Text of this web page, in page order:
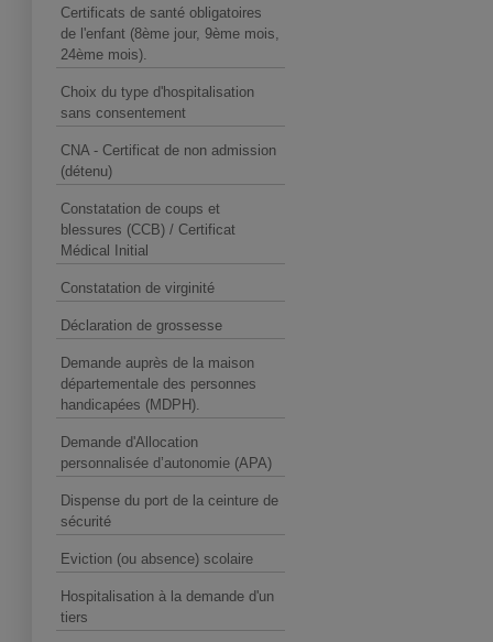
Certificats de santé obligatoires
de l'enfant (8ème jour, 9ème mois,
24ème mois).
Choix du type d'hospitalisation
sans consentement
CNA - Certificat de non admission
(détenu)
Constatation de coups et
blessures (CCB) / Certificat
Médical Initial
Constatation de virginité
Déclaration de grossesse
Demande auprès de la maison
départementale des personnes
handicapées (MDPH).
Demande d'Allocation
personnalisée d’autonomie (APA)
Dispense du port de la ceinture de
sécurité
Eviction (ou absence) scolaire
Hospitalisation à la demande d'un
tiers